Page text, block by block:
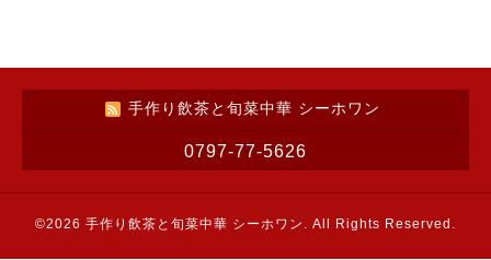
手作り飲茶と旬菜中華 シーホワン
0797-77-5626
©2026 手作り飲茶と旬菜中華 シーホワン . All Rights Reserved.